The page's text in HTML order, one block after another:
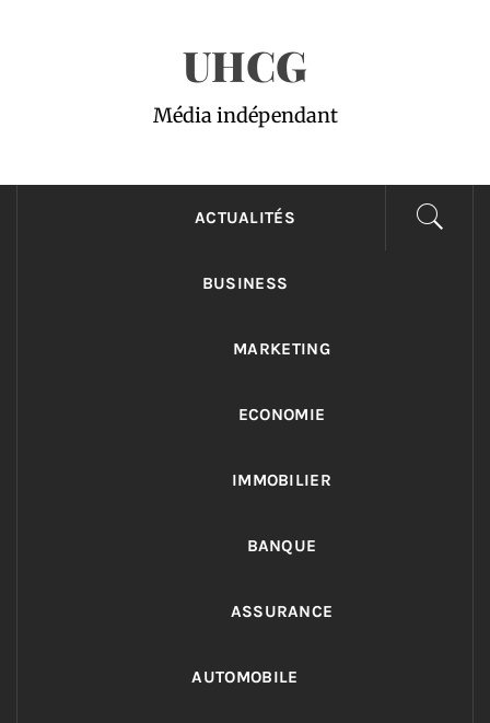
UHCG
Média indépendant
ACTUALITÉS
BUSINESS
MARKETING
ECONOMIE
IMMOBILIER
BANQUE
ASSURANCE
AUTOMOBILE